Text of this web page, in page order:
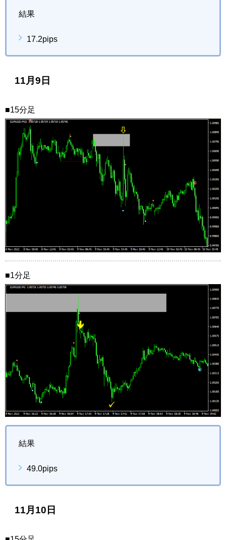
結果
17.2pips
11月9日
■15分足
■1分足
結果
49.0pips
11月10日